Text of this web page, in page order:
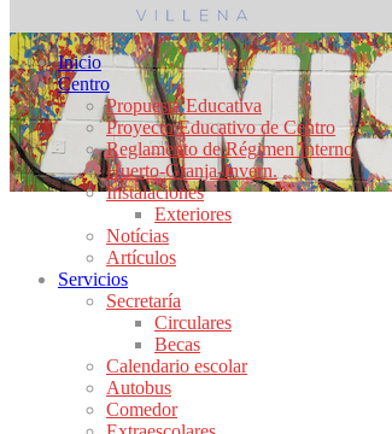
Inicio
Centro
Propuesta Educativa
Proyecto Educativo de Centro
Reglamento de Régimen Interno
Huerto-Granja-Invern.
Instalaciones
Exteriores
Notícias
Artículos
Servicios
Secretaría
Circulares
Becas
Calendario escolar
Autobus
Comedor